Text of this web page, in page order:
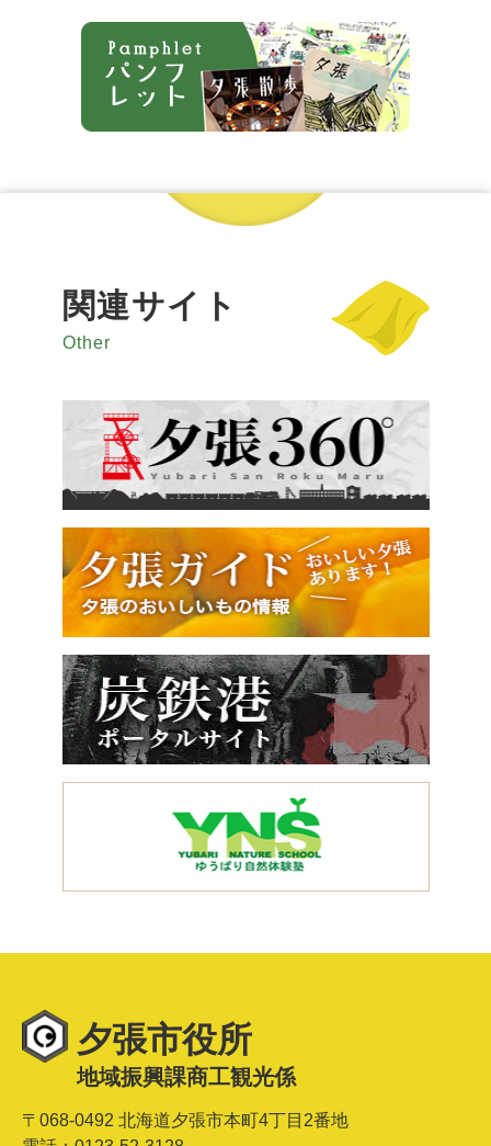
関連サイト
Other
夕張市役所
地域振興課商工観光係
〒068-0492 北海道夕張市本町4丁目2番地